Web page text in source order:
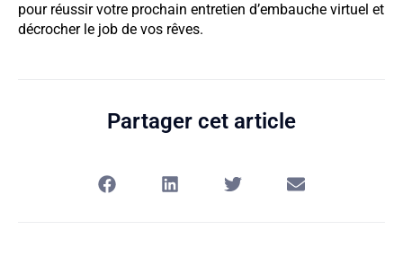
pour réussir votre prochain entretien d’embauche virtuel et
décrocher le job de vos rêves.
Partager cet article